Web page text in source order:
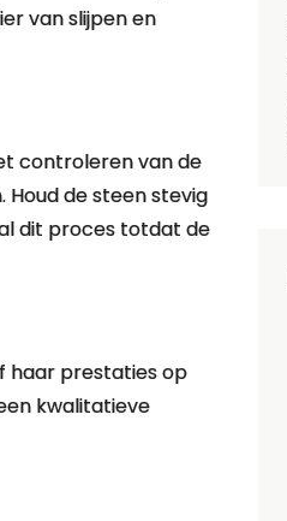
van slijpen en
controleren van de
de steen stevig
dit proces totdat de
haar prestaties op
kwalitatieve